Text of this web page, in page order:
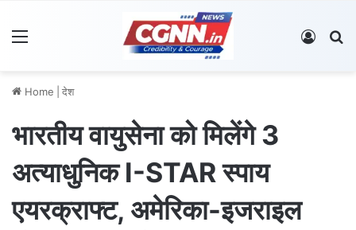
Log In
Home देश
भारतीय वायुसेना को मिलेंगे 3
अत्याधुनिक I-STAR स्पाय
एयरक्राफ्ट, अमेरिका-इजराइल